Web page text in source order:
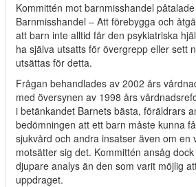
Kommittén mot barnmisshandel
Barnmisshandel – Att förebygga och
att barn inte alltid får den psykiatriska
ha själva utsatts för övergrepp eller sett
utsättas för detta.
Frågan behandlades av 2002 års
med översynen av 1998 års
i betänkandet Barnets bästa, föräldrars
bedömningen att ett barn måste kunna
sjukvård och andra insatser även om en
motsätter sig det. Kommittén ansåg
djupare analys än den som varit möjlig
uppdraget.